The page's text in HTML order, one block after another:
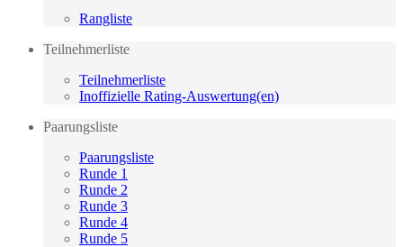
Rangliste
Teilnehmerliste
Teilnehmerliste
Inoffizielle Rating-Auswertung(en)
Paarungsliste
Paarungsliste
Runde 1
Runde 2
Runde 3
Runde 4
Runde 5